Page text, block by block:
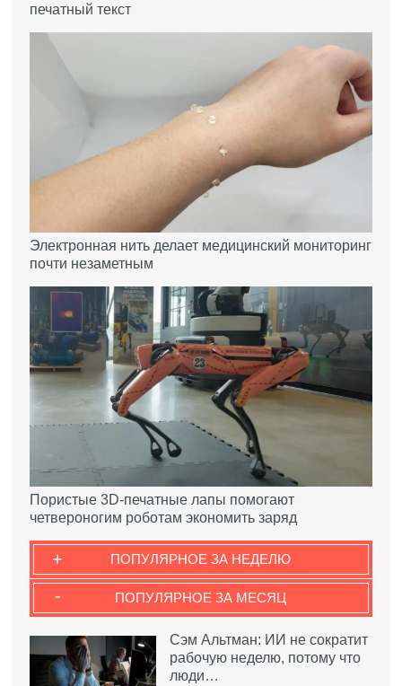
печатный текст
Электронная нить делает медицинский мониторинг
почти незаметным
Пористые 3D-печатные лапы помогают
четвероногим роботам экономить заряд
ПОПУЛЯРНОЕ ЗА НЕДЕЛЮ
+
ПОПУЛЯРНОЕ ЗА МЕСЯЦ
-
Сэм Альтман: ИИ не сократит
рабочую неделю, потому что
люди…